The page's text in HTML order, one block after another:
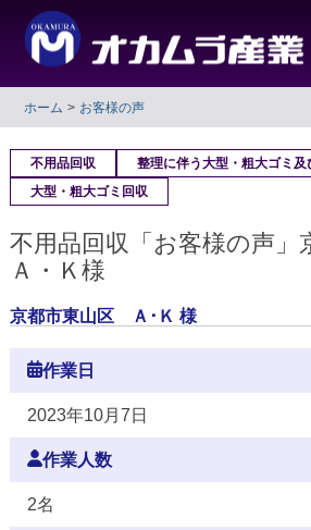
ホーム お客様の声
不用品回収
整理に伴う大型・粗大ゴミ及
大型・粗大ゴミ回収
不用品回収「お客様の声
Ａ・Ｋ様
京都市東山区 Ａ･Ｋ 様
作業日
2023年10月7日
作業人数
2名